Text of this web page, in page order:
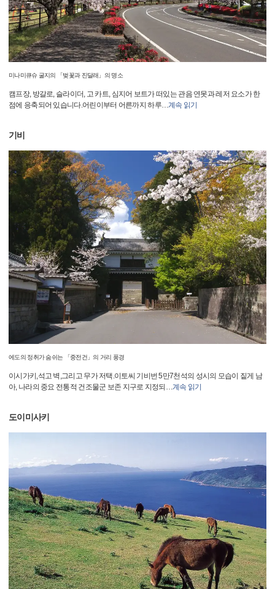
미나미큐슈 굴지의 「벚꽃과 진달래」의 명소
캠프장, 방갈로, 슬라이더, 고 카트, 심지어 보트가 떠있는 관음 연못과 레저 요소가 한
점에 응축되어 있습니다.어린이부터 어른까지 하루…계속 읽기
기비
에도의 정취가 숨쉬는 「중전건」의 거리 풍경
이시가키,석고 벽,그리고 무가 저택.이토씨 기비번 5만7천석의 성시의 모습이 짙게 남
아, 나라의 중요 전통적 건조물군 보존 지구로 지정되 …계속 읽기
도이미사키